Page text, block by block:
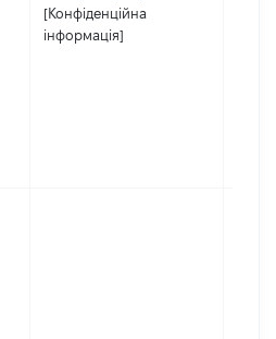
[Конфіденційна
інформація]